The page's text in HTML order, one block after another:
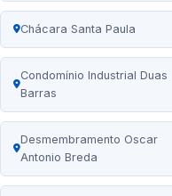
Chácara Santa Paula
Condomínio Industrial Duas
Barras
Desmembramento Oscar
Antonio Breda